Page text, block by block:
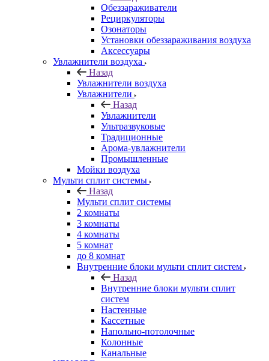
Обеззараживатели
Рециркуляторы
Озонаторы
Установки обеззараживания воздуха
Аксессуары
Увлажнители воздуха
Назад
Увлажнители воздуха
Увлажнители
Назад
Увлажнители
Ультразвуковые
Традиционные
Арома-увлажнители
Промышленные
Мойки воздуха
Мульти сплит системы
Назад
Мульти сплит системы
2 комнаты
3 комнаты
4 комнаты
5 комнат
до 8 комнат
Внутренние блоки мульти сплит систем
Назад
Внутренние блоки мульти сплит
систем
Настенные
Кассетные
Напольно-потолочные
Колонные
Канальные